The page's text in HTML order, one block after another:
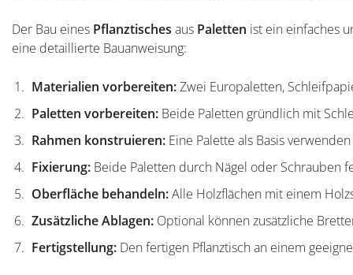
Der Bau eines Pflanztisches aus Paletten ist ein einfaches
eine detaillierte Bauanweisung:
Materialien vorbereiten:Zwei Europaletten,
Paletten vorbereiten: Beide Paletten gründlich mit
Rahmen konstruieren: Eine Palette als Basis
Fixierung: Beide Paletten durch Nägel oder Schrauben
Oberfläche behandeln:Alle Holzflächen mit einem
Zusätzliche Ablagen: Optional können zusätzliche
Fertigstellung: Den fertigen Pflanztisch an einem